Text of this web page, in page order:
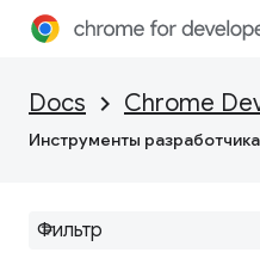
Docs Chrome
Инструменты разработчика